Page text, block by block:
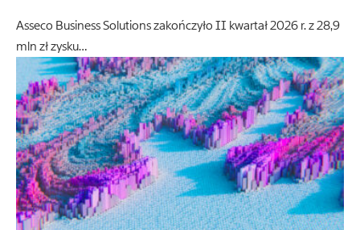
Asseco Business Solutions zakończyło II kwartał 2026 r. z 28,9
mln zł zysku…